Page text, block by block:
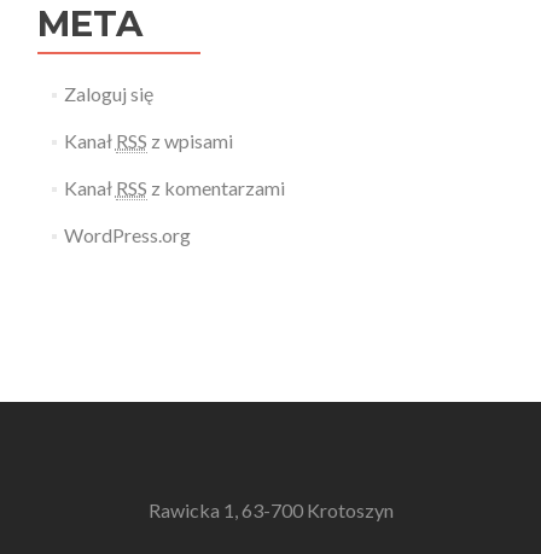
META
Zaloguj się
Kanał RSS z wpisami
Kanał RSS z komentarzami
WordPress.org
Rawicka 1, 63-700 Krotoszyn